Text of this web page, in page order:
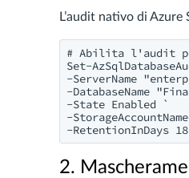
L’audit nativo di Azure
# Abilita l'audit
Set-
-ServerName
-DatabaseName
-State Enabled `
-
2.